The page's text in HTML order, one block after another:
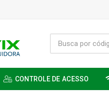
CONTROLE DE ACESSO